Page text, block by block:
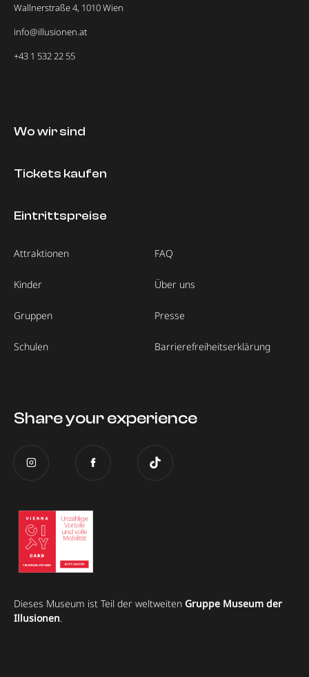
Wallnerstraße 4, 1010 Wien
info@illusionen.at
+43 1 532 22 55
Wo wir sind
Tickets kaufen
Eintrittspreise
Attraktionen
Kinder
Gruppen
Schulen
FAQ
Über uns
Presse
Barrierefreiheitserklärung
Share your experience
Dieses Museum ist Teil der weltweiten Gruppe Museum der
Illusionen.